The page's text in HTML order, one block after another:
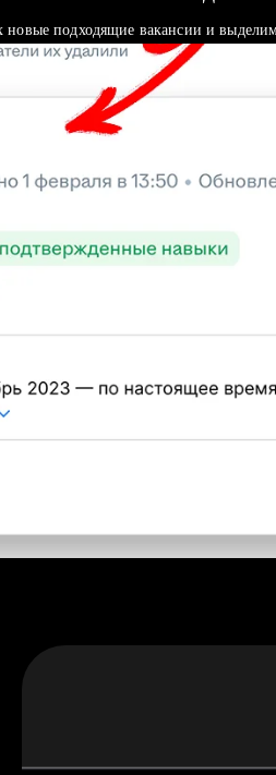
новые подходящие вакансии и